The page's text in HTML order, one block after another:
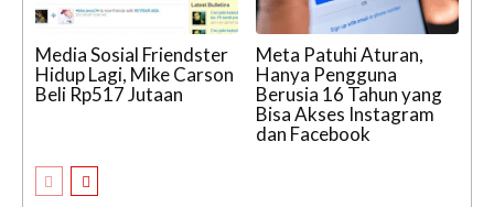
Media Sosial Friendster
Hidup Lagi, Mike Carson
Beli Rp517 Jutaan
Meta Patuhi Aturan,
Hanya Pengguna
Berusia 16 Tahun yang
Bisa Akses Instagram
dan Facebook